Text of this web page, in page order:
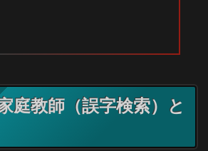
庭教師（誤字検索）と